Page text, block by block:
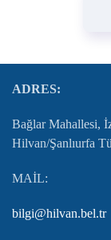
ADRES:
Bağlar Mahallesi,
Hilvan/Şanlıurfa
MAİL:
bilgi@hilvan.bel.tr